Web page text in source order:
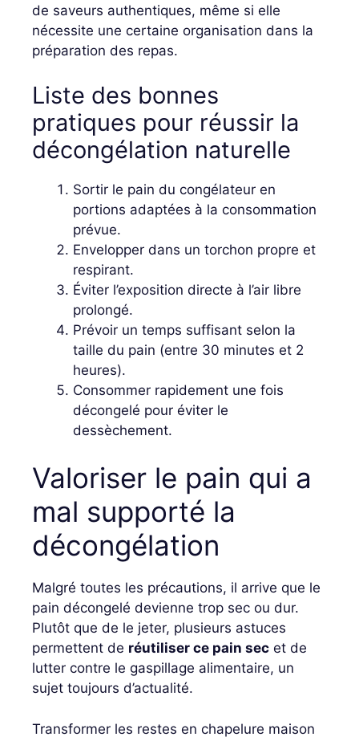
de saveurs authentiques, même si elle
nécessite une certaine organisation dans la
préparation des repas.
Liste des bonnes
pratiques pour réussir la
décongélation naturelle
Sortir le pain du congélateur en
portions adaptées à la consommation
prévue.
Envelopper dans un torchon propre et
respirant.
Éviter l’exposition directe à l’air libre
prolongé.
Prévoir un temps suffisant selon la
taille du pain (entre 30 minutes et 2
heures).
Consommer rapidement une fois
décongelé pour éviter le
dessèchement.
Valoriser le pain qui a
mal supporté la
décongélation
Malgré toutes les précautions, il arrive que le
pain décongelé devienne trop sec ou dur.
Plutôt que de le jeter, plusieurs astuces
permettent de réutiliser ce pain sec et de
lutter contre le gaspillage alimentaire, un
sujet toujours d’actualité.
Transformer les restes en chapelure maison